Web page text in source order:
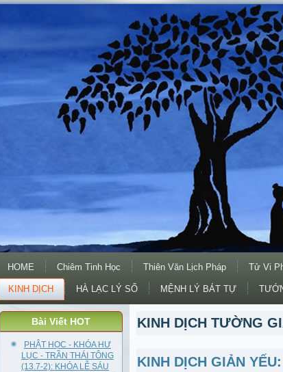
HOME Chiêm Tinh Học Thiên Văn Lịch Pháp Tử Vi
KINH DỊCH HÀ LẠC LÝ SỐ MỆNH LÝ BÁT TỰ
Bài Viết HOT
PHẬT HỌC - KHÓA HƯ
LỤC - TRẦN THÁI TÔNG
(13.7-2): KHÓA LỄ SÁU
KINH DỊCH TƯỜNG
KINH DỊCH GIẢN